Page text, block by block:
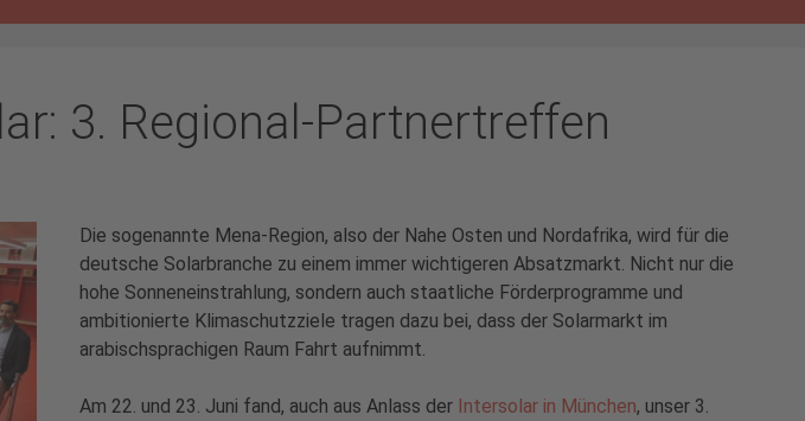
3. Regional-Partnertreffen
Die sogenannte Mena-Region, also der Nahe Osten und Nordafrika, wird für die
deutsche Solarbranche zu einem immer wichtigeren Absatzmarkt. Nicht nur die
hohe Sonneneinstrahlung, sondern auch staatliche Förderprogramme und
ambitionierte Klimaschutzziele tragen dazu bei, dass der Solarmarkt im
arabischsprachigen Raum Fahrt aufnimmt.
Am 22. und 23. Juni fand, auch aus Anlass der Intersolar in München, unser 3.